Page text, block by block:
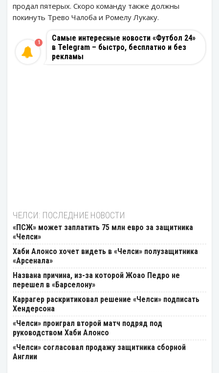
продал пятерых. Скоро команду также должны
покинуть Трево Чалоба и Ромелу Лукаку.
Самые интересные новости «Футбол 24»
в Telegram – быстро, бесплатно и без
рекламы
1
ЧЕЛСИ: ПОСЛЕДНИЕ НОВОСТИ
«ПСЖ» может заплатить 75 млн евро за защитника
«Челси»
Хаби Алонсо хочет видеть в «Челси» полузащитника
«Арсенала»
Названа причина, из-за которой Жоао Педро не
перешел в «Барселону»
Каррагер раскритиковал решение «Челси» подписать
Хендерсона
«Челси» проиграл второй матч подряд под
руководством Хаби Алонсо
«Челси» согласовал продажу защитника сборной
Англии